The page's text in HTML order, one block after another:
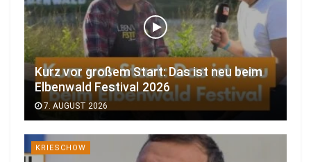
Kurz vor großem Start: Das ist neu beim
Elbenwald Festival 2026
7. AUGUST 2026
KRIESCHOW